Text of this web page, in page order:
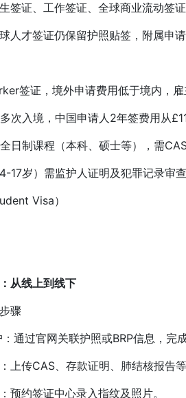
证、工作签证、全球商业流动签
才签证仍保留护照贴签，附属申
签证，境外申请费用低于境内，
入境，中国申请人2年签费用从
制课程（本科、硕士等），需
岁）需监护人证明及犯罪记录审
Visa）
从线上到线下
骤
过官网关联护照或BRP信息，完
传CAS、存款证明、肺结核报告
约签证中心录入指纹及照片。